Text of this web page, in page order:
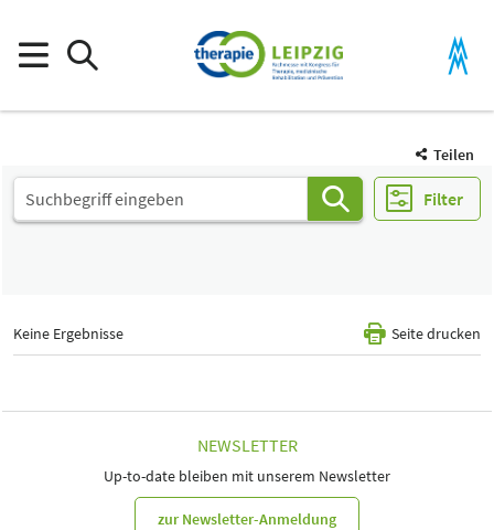
Teilen
Filter
Keine Ergebnisse Seite drucken
NEWSLETTER
Up-to-date bleiben mit unserem Newsletter
zur Newsletter-Anmeldung